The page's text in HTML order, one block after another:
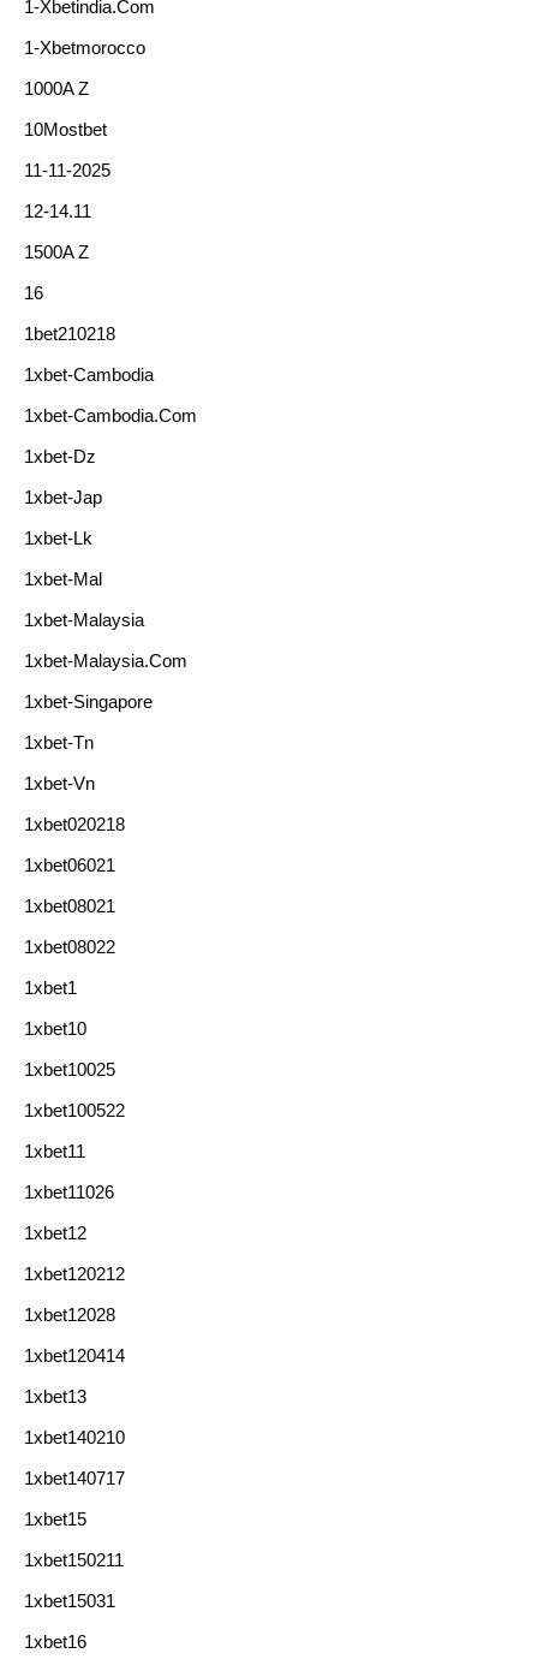
1-Xbetindia.com
1-Xbetmorocco
1000A Z
10Mostbet
11-11-2025
12-14.11
1500A Z
16
1bet210218
1xbet-Cambodia
1xbet-Cambodia.com
1xbet-Dz
1xbet-Jap
1xbet-Lk
1xbet-Mal
1xbet-Malaysia
1xbet-Malaysia.com
1xbet-Singapore
1xbet-Tn
1xbet-Vn
1xbet020218
1xbet06021
1xbet08021
1xbet08022
1xbet1
1xbet10
1xbet10025
1xbet100522
1xbet11
1xbet11026
1xbet12
1xbet120212
1xbet12028
1xbet120414
1xbet13
1xbet140210
1xbet140717
1xbet15
1xbet150211
1xbet15031
1xbet16